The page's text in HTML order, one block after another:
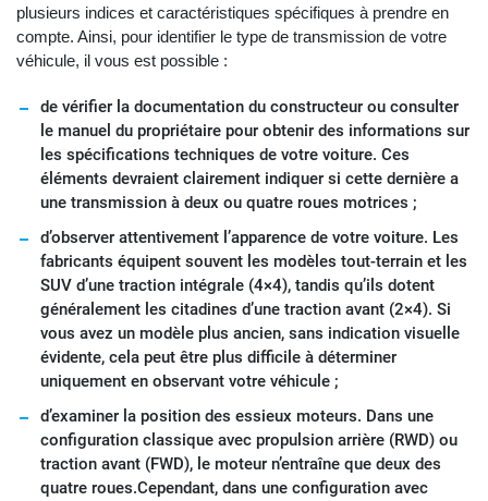
plusieurs indices et caractéristiques spécifiques à prendre en
compte. Ainsi, pour identifier le type de transmission de votre
véhicule, il vous est possible :
de vérifier la documentation du constructeur ou consulter
le manuel du propriétaire pour obtenir des informations sur
les spécifications techniques de votre voiture. Ces
éléments devraient clairement indiquer si cette dernière a
une transmission à deux ou quatre roues motrices ;
d’observer attentivement l’apparence de votre voiture. Les
fabricants équipent souvent les modèles tout-terrain et les
SUV d’une traction intégrale (4×4), tandis qu’ils dotent
généralement les citadines d’une traction avant (2×4). Si
vous avez un modèle plus ancien, sans indication visuelle
évidente, cela peut être plus difficile à déterminer
uniquement en observant votre véhicule ;
d’examiner la position des essieux moteurs. Dans une
configuration classique avec propulsion arrière (RWD) ou
traction avant (FWD), le moteur n’entraîne que deux des
quatre roues.Cependant, dans une configuration avec